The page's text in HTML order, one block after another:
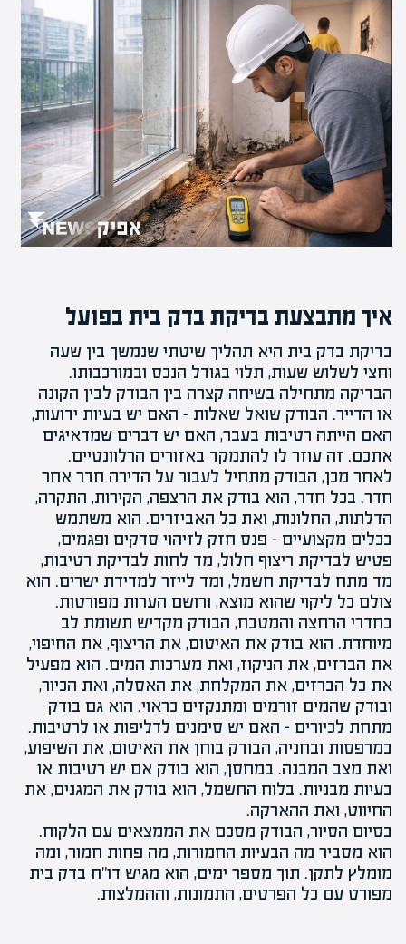
איך מתבצעת בדיקת בדק בית בפועל
בדיקת בדק בית היא תהליך שיטתי שנמשך בין שעה
וחצי לשלוש שעות, תלוי בגודל הנכס ובמורכבותו.
הבדיקה מתחילה בשיחה קצרה בין הבודק לבין הקונה
או הדייר. הבודק שואל שאלות – האם יש בעיות ידועות,
האם הייתה רטיבות בעבר, האם יש דברים שמדאיגים
אתכם. זה עוזר לו להתמקד באזורים הרלוונטיים.
לאחר מכן, הבודק מתחיל לעבור על הדירה חדר אחר
חדר. בכל חדר, הוא בודק את הרצפה, הקירות, התקרה,
הדלתות, החלונות, ואת כל האביזרים. הוא משתמש
בכלים מקצועיים – פנס חזק לזיהוי סדקים ופגמים,
פטיש לבדיקת ריצוף חלול, מד לחות לבדיקת רטיבות,
מד מתח לבדיקת חשמל, ומד לייזר למדידת ישרים. הוא
צולם כל ליקוי שהוא מוצא, ורושם הערות מפורטות.
בחדרי הרחצה והמטבח, הבודק מקדיש תשומת לב
מיוחדת. הוא בודק את האיטום, את הריצוף, את החיפוי,
את הברזים, את הניקוז, ואת מערכות המים. הוא מפעיל
את כל הברזים, את המקלחת, את האסלה, ואת הכיור,
ובודק שהמים זורמים ומתנקזים כראוי. הוא גם בודק
מתחת לכיורים – האם יש סימנים לדליפות או לרטיבות.
במרפסות ובחניה, הבודק בוחן את האיטום, את השיפוע,
ואת מצב המבנה. במחסן, הוא בודק אם יש רטיבות או
בעיות מבניות. בלוח החשמל, הוא בודק את המגנים, את
החיווט, ואת ההארקה.
בסיום הסיור, הבודק מסכם את הממצאים עם הלקוח.
הוא מסביר מה הבעיות החמורות, מה פחות חמור, ומה
מומלץ לתקן. תוך מספר ימים, הוא מגיש דו"ח בדק בית
מפורט עם כל הפרטים, התמונות, וההמלצות.